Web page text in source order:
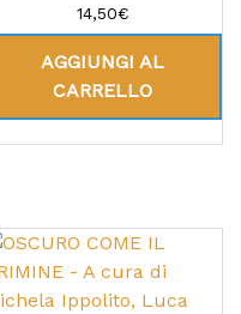
14,50€
AGGIUNGI AL
CARRELLO